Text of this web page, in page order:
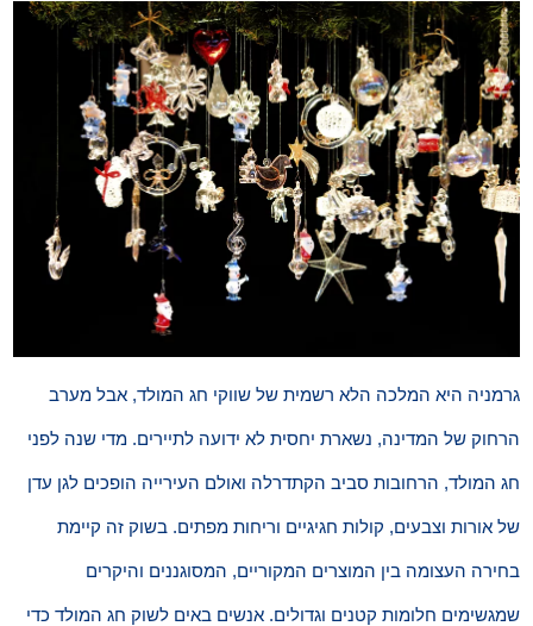
גרמניה היא המלכה הלא רשמית של שווקי חג המולד, אבל מערב
הרחוק של המדינה, נשארת יחסית לא ידועה לתיירים. מדי שנה לפני
חג המולד, הרחובות סביב הקתדרלה ואולם העירייה הופכים לגן עדן
של אורות וצבעים, קולות חגיגיים וריחות מפתים. בשוק זה קיימת
בחירה העצומה בין המוצרים המקוריים, המסוגננים והיקרים
שמגשימים חלומות קטנים וגדולים. אנשים באים לשוק חג המולד כדי